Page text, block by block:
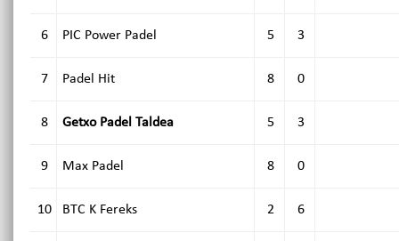
6 PIC Power Padel 5 3
7 Padel Hit 8 0
8 Getxo Padel Taldea 5 3
9 Max Padel 8 0
10 BTC K Fereks 2 6